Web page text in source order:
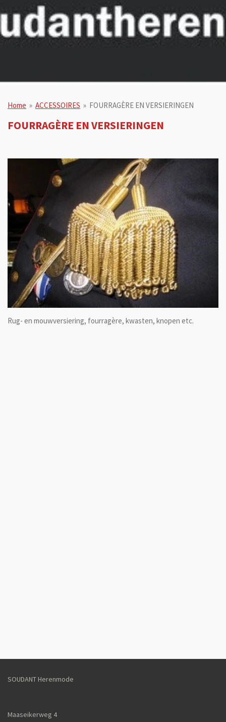
Home » ACCESSOIRES » FOURRAGÈRE EN VERSIERINGEN
FOURRAGÈRE EN VERSIERINGEN
Rug- en mouwversiering, fourragère, kwasten, knopen etc.
SOUDANT Herenmode
Maaseikerweg 4